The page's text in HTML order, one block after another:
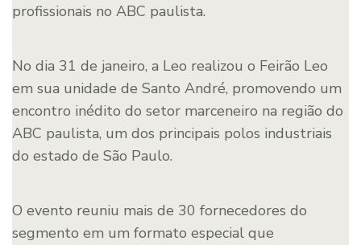
profissionais no ABC paulista.
No dia 31 de janeiro, a Leo realizou o Feirão Leo
em sua unidade de Santo André, promovendo um
encontro inédito do setor marceneiro na região do
ABC paulista, um dos principais polos industriais
do estado de São Paulo.
O evento reuniu mais de 30 fornecedores do
segmento em um formato especial que